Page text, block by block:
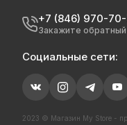
+7 (846) 970-
Закажите обратный
Социальные сети:
2023 © Магазин My Store -